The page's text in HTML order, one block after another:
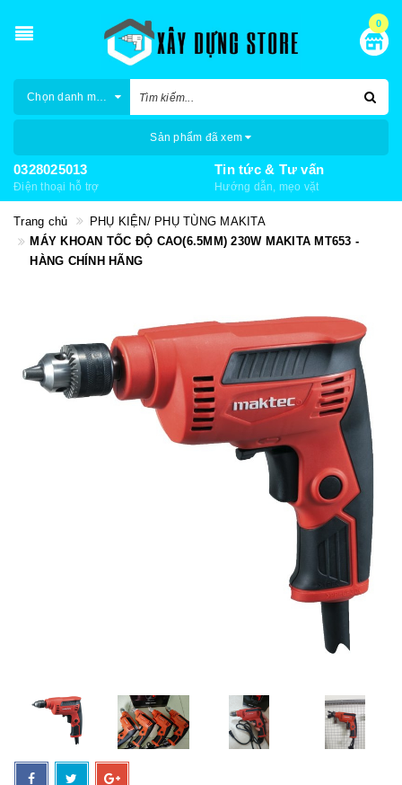
0
Chọn danh mục
Sản phẩm đã xem
0328025013
Điện thoại hỗ trợ
Tin tức & Tư vấn
Hướng dẫn, mẹo vặt
Trang chủ
PHỤ KIỆN/ PHỤ TÙNG MAKITA
MÁY KHOAN TỐC ĐỘ CAO(6.5MM) 230W MAKITA MT653 -
HÀNG CHÍNH HÃNG